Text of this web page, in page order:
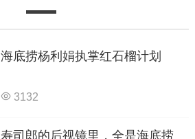
海底捞杨利娟执掌红石榴计划
3132
寿司郎的后视镜里，全是海底捞